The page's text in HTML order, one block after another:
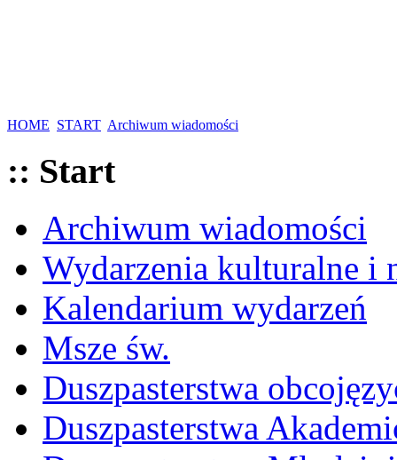
HOME START Archiwum wiadomości
:: Start
Archiwum wiadomości
Wydarzenia kulturalne i
Kalendarium wydarzeń
Msze św.
Duszpasterstwa
Duszpasterstwa